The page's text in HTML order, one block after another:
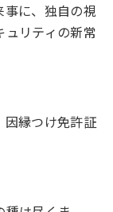
事に、独自の視
リティの新常
縁つけ免許証